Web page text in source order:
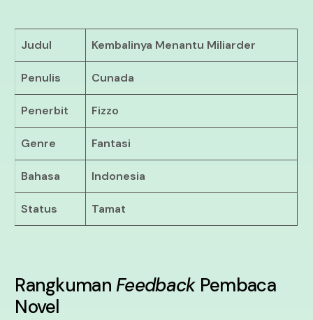
Judul Kembalinya Menantu Miliarder
Penulis Cunada
Penerbit Fizzo
Genre Fantasi
Bahasa Indonesia
Status Tamat
RangkumanFeedbackPembaca
Novel